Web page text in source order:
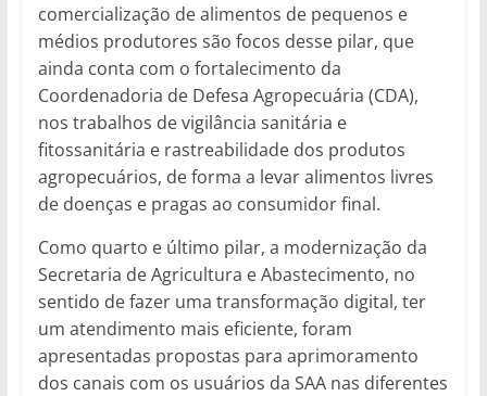
comercialização de alimentos de pequenos e
médios produtores são focos desse pilar, que
ainda conta com o fortalecimento da
Coordenadoria de Defesa Agropecuária (CDA),
nos trabalhos de vigilância sanitária e
fitossanitária e rastreabilidade dos produtos
agropecuários, de forma a levar alimentos livres
de doenças e pragas ao consumidor final.
Como quarto e último pilar, a modernização da
Secretaria de Agricultura e Abastecimento, no
sentido de fazer uma transformação digital, ter
um atendimento mais eficiente, foram
apresentadas propostas para aprimoramento
dos canais com os usuários da SAA nas diferentes